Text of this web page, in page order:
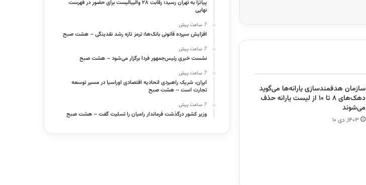
سازمان هدفمندسازی یارانه‌ها می‌گوید
دهک‌های ۸ تا ۱۰ از لیست یارانه حذف
می‌شوند
۱۴۰۳, دی ۱۰
پیاتزا به تهران رسید؛ رقابت ۲۸ والیبالیست برای حضور در فهرست
نهایی
7 ساعت پیش
افزایش سپرده قانونی بانک‌ها؛ ترمز تازه رشد نقدینگی – هشت صبح
7 ساعت پیش
نشست خبری رئیس‌جمهور فردا برگزار می‌شود – هشت صبح
7 ساعت پیش
ایران، شریک راهبردی اتحادیه اقتصادی اوراسیا در مسیر توسعه
تجارت است – هشت صبح
7 ساعت پیش
وزیر کشور درگذشت فرماندار رامیان را تسلیت گفت – هشت صبح